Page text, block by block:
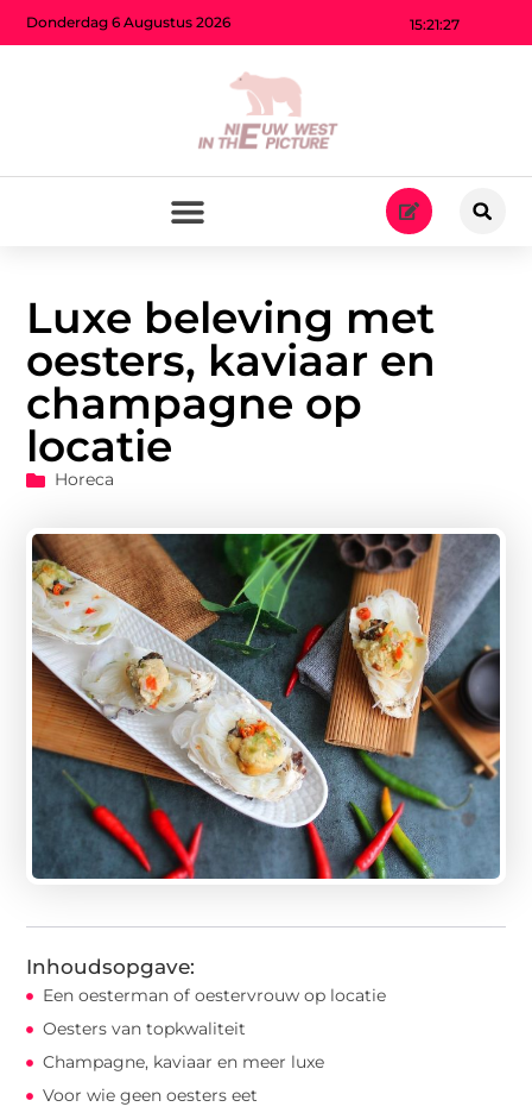
15:21:28
Donderdag 6 Augustus 2026
Luxe beleving met
oesters, kaviaar en
champagne op
locatie
Horeca
Inhoudsopgave:
Een oesterman of oestervrouw op locatie
Oesters van topkwaliteit
Champagne, kaviaar en meer luxe
Voor wie geen oesters eet